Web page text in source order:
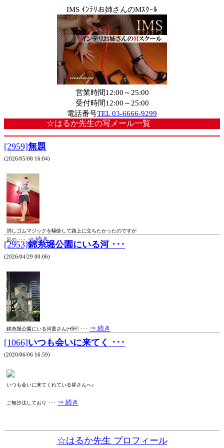
IMS ｲﾝﾃﾘお姉さんのMｽｸｰﾙ
営業時間12:00～25:00
受付時間12:00～25:00
電話番号TEL 03-6666-9299
☆はるか先生の写メール一覧
[2959]無題
(2026/05/08 16:04)
消しゴムマジックを駆使して路上に立ちたかったのですが
足の ･･･ ⇒ 続き
[2953]錦糸堀公園にいる河 ･･･
(2026/04/29 00:06)
錦糸堀公園にいる河童さん(•Ӫ ･･･ ⇒ 続き
[1066]いつも会いに来てく ･･･
(2020/06/06 16:59)
いつも会いに来てくれている皆さんへ♪
ご無沙汰しており ･･･ ⇒ 続き
☆はるか先生 プロフィール